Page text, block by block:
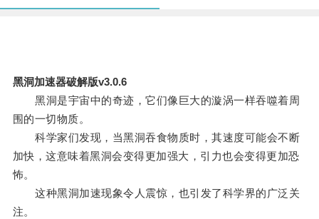
黑洞加速器破解版v3.0.6
黑洞是宇宙中的奇迹，它们像巨大的漩涡一样吞噬着周
围的一切物质。
科学家们发现，当黑洞吞食物质时，其速度可能会不断
加快，这意味着黑洞会变得更加强大，引力也会变得更加恐
怖。
这种黑洞加速现象令人震惊，也引发了科学界的广泛关
注。